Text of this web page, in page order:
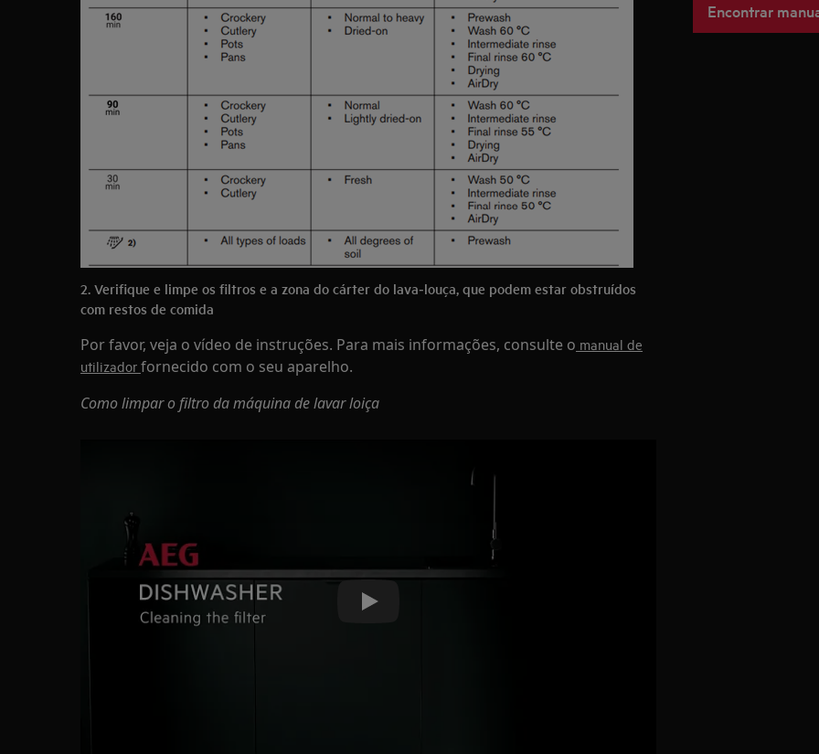
2. Verifique e limpe os filtros e a zona do cárter do lava‑louça, que podem estar obstruídos
com restos de comida
Por favor, veja o vídeo de instruções. Para mais informações, consulte o manual de
utilizador fornecido com o seu aparelho.
Como limpar o filtro da máquina de lavar loiça
Play
Encontrar